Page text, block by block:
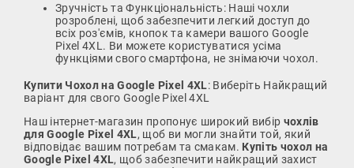
Зручність та Функціональність: Наші чохли
розроблені, щоб забезпечити легкий доступ до
всіх роз'ємів, кнопок та камери вашого Google
Pixel 4XL. Ви можете користуватися усіма
функціями свого смартфона, не знімаючи чохол.
Купити Чохол на Google Pixel 4XL: Виберіть Найкращий
варіант для свого Google Pixel 4XL
Наш інтернет-магазин пропонує широкий вибір чохлів
для Google Pixel 4XL, щоб ви могли знайти той, який
відповідає вашим потребам та смакам. Купіть чохол на
Google Pixel 4XL, щоб забезпечити найкращий захист